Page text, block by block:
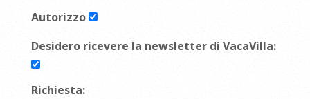
Autorizzo
Desidero ricevere la newsletter di VacaVilla:
Richiesta: